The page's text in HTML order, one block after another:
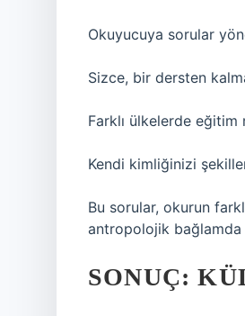
Okuyucuya sorular
Sizce, bir dersten
Farklı ülkelerde
Kendi kimliğinizi
Bu sorular, okurun
antropolojik bağlamda
SONUÇ: